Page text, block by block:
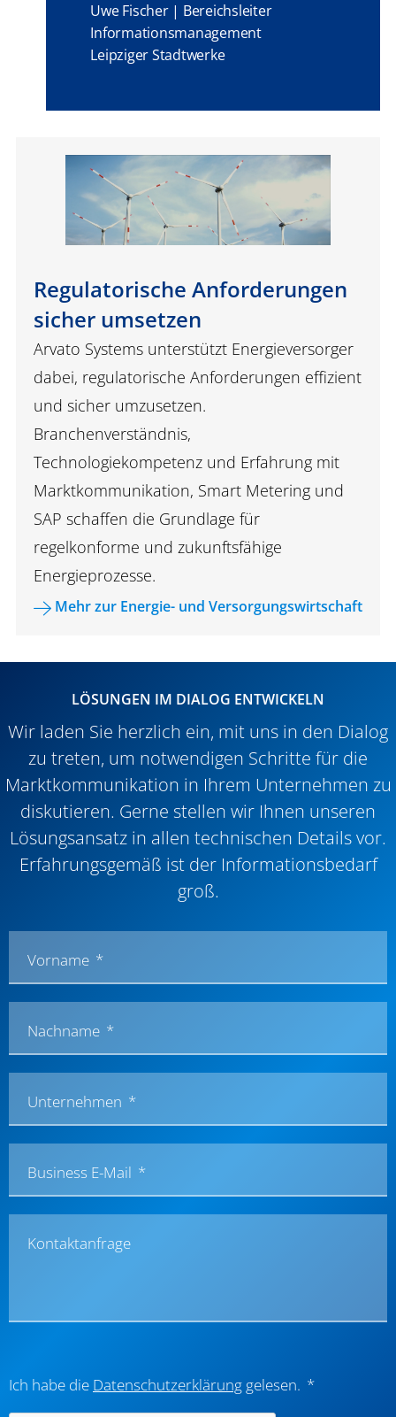
Uwe Fischer | Bereichsleiter
Informationsmanagement
Leipziger Stadtwerke
Regulatorische Anforderungen
sicher umsetzen
Arvato Systems unterstützt Energieversorger
dabei, regulatorische Anforderungen effizient
und sicher umzusetzen.
Branchenverständnis,
Technologiekompetenz und Erfahrung mit
Marktkommunikation, Smart Metering und
SAP schaffen die Grundlage für
regelkonforme und zukunftsfähige
Energieprozesse.
Mehr zur Energie- und Versorgungswirtschaft
​​LÖSUNGEN IM DIALOG ENTWICKELN​
Wir laden Sie herzlich ein, mit uns in den Dialog
zu treten, um notwendigen Schritte für die
Marktkommunikation in Ihrem Unternehmen zu
diskutieren. Gerne stellen wir Ihnen unseren
Lösungsansatz in allen technischen Details vor.
Erfahrungsgemäß ist der Informationsbedarf
groß.
Vorname
Nachname
Unternehmen
Business E-Mail
Kontaktanfrage
Ich habe die Datenschutzerklärung gelesen.